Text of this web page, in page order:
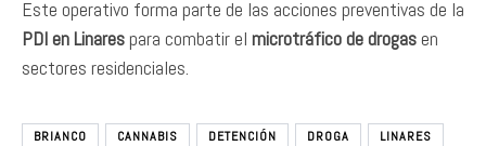
Este operativo forma parte de las acciones preventivas de la
PDI en Linarespara combatir el microtráfico de drogasen
sectores residenciales.
BRIANCO CANNABIS DETENCIÓN DROGA
LINARES